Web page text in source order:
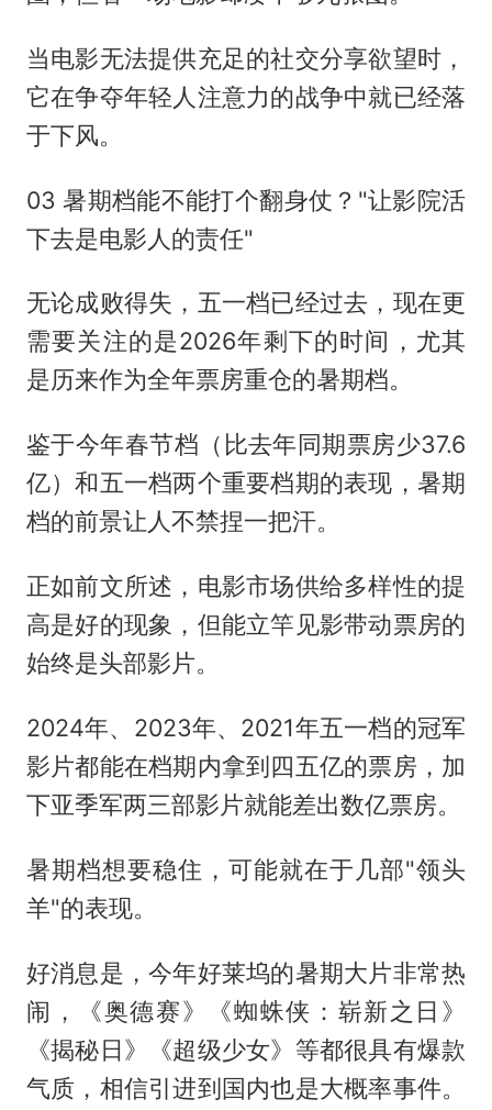
当电影无法提供充足的社交分享欲望时，
它在争夺年轻人注意力的战争中就已经落
于下风。
03 暑期档能不能打个翻身仗？"让影院活
下去是电影人的责任"
无论成败得失，五一档已经过去，现在更
需要关注的是2026年剩下的时间，尤其
是历来作为全年票房重仓的暑期档。
鉴于今年春节档（比去年同期票房少37.6
亿）和五一档两个重要档期的表现，暑期
档的前景让人不禁捏一把汗。
正如前文所述，电影市场供给多样性的提
高是好的现象，但能立竿见影带动票房的
始终是头部影片。
2024年、2023年、2021年五一档的冠军
影片都能在档期内拿到四五亿的票房，加
下亚季军两三部影片就能差出数亿票房。
暑期档想要稳住，可能就在于几部"领头
羊"的表现。
好消息是，今年好莱坞的暑期大片非常热
闹，《奥德赛》《蜘蛛侠：崭新之日》
《揭秘日》《超级少女》等都很具有爆款
气质，相信引进到国内也是大概率事件。